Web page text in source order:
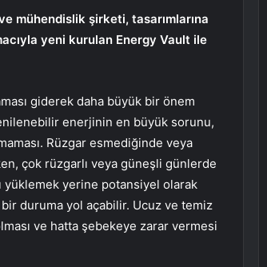
mühendislik şirketi, tasarımlarına
yeni kurulan Energy Vault ile
giderek daha büyük bir önem
enerjinin en büyük sorunu,
Rüzgar esmediğinde veya
çok rüzgarlı veya güneşli günlerde
yerine potansiyel olarak
duruma yol açabilir. Ucuz ve temiz
ve hatta şebekeye zarar vermesi